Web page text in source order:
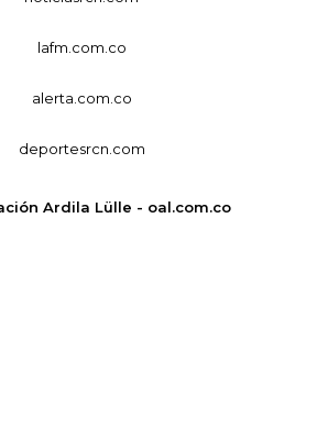
lafm.com.co
alerta.com.co
deportesrcn.com
Ardila Lülle - oal.com.co